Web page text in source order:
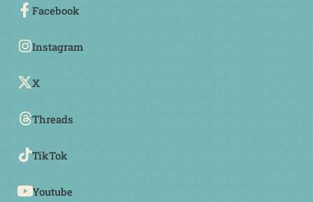
Facebook
Instagram
X
Threads
TikTok
Youtube